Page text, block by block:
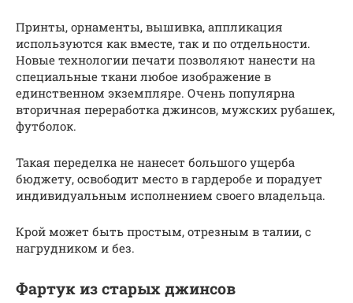
Принты, орнаменты, вышивка, аппликация
используются как вместе, так и по отдельности.
Новые технологии печати позволяют нанести на
специальные ткани любое изображение в
единственном экземпляре. Очень популярна
вторичная переработка джинсов, мужских рубашек,
футболок.
Такая переделка не нанесет большого ущерба
бюджету, освободит место в гардеробе и порадует
индивидуальным исполнением своего владельца.
Крой может быть простым, отрезным в талии, с
нагрудником и без.
Фартук из старых джинсов